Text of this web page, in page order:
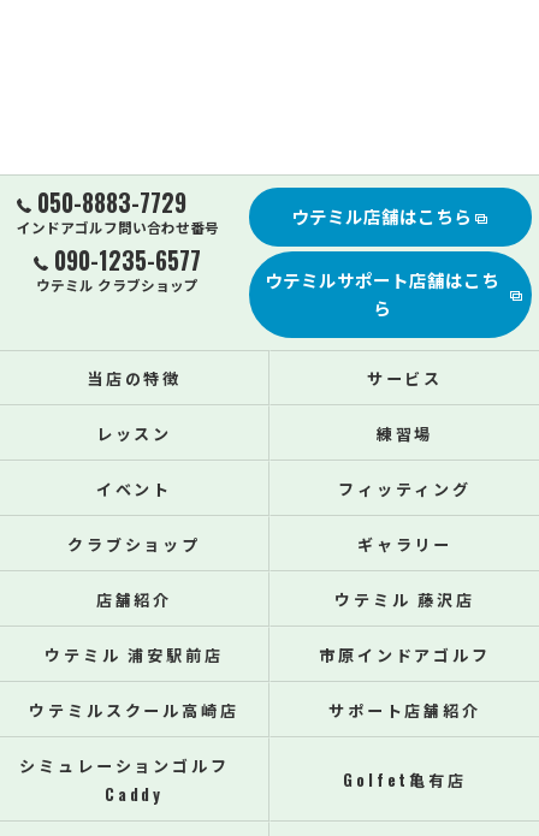
050-8883-7729
インドアゴルフ問い合わせ番号
090-1235-6577
ウテミル クラブショップ
ウテミル店舗はこちら
ウテミルサポート店舗はこち
ら
当店の特徴 サービス
レッスン 練習場
イベント フィッティング
クラブショップ ギャラリー
店舗紹介 ウテミル 藤沢店
ウテミル 浦安駅前店 市原インドアゴルフ
ウテミルスクール高崎店 サポート店舗紹介
シミュレーションゴルフ
Caddy
Golfet亀有店